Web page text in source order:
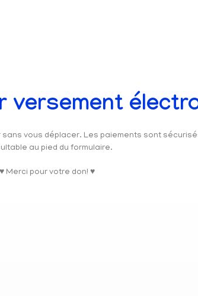
versement
vous déplacer. Les paiements sont
au pied du formulaire.
♥ Merci pour votre don! ♥